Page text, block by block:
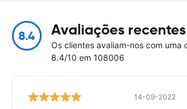
8.4 Avaliações recentes
Os clientes avaliam-nos com uma
8.4/10 em 108006
14-09-2022